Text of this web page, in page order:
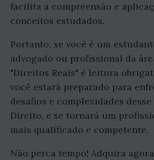
facilita a compreensão e
conceitos estudados.
Portanto, se você é um
advogado ou profissional da
"Direitos Reais" é leitura
você estará preparado para
desafios e complexidades
Direito, e se tornará um
mais qualificado e competente.
Não perca tempo! Adquira